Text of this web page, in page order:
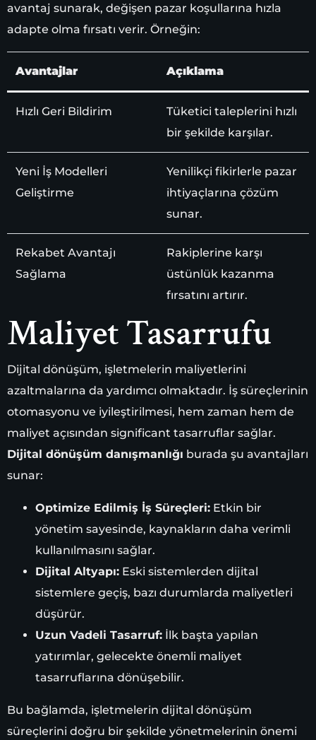
avantaj sunarak, değişen pazar koşullarına hızla
adapte olma fırsatı verir. Örneğin:
Avantajlar Açıklama
Hızlı Geri Bildirim
Tüketici taleplerini hızlı
bir şekilde karşılar.
Yeni İş Modelleri
Geliştirme
Yenilikçi fikirlerle pazar
ihtiyaçlarına çözüm
sunar.
Rekabet Avantajı
Sağlama
Rakiplerine karşı
üstünlük kazanma
fırsatını artırır.
Maliyet Tasarrufu
Dijital dönüşüm, işletmelerin maliyetlerini
azaltmalarına da yardımcı olmaktadır. İş süreçlerinin
otomasyonu ve iyileştirilmesi, hem zaman hem de
maliyet açısından significant tasarruflar sağlar.
Dijital dönüşüm danışmanlığı burada şu avantajları
sunar:
Optimize Edilmiş İş Süreçleri: Etkin bir
yönetim sayesinde, kaynakların daha verimli
kullanılmasını sağlar.
Dijital Altyapı: Eski sistemlerden dijital
sistemlere geçiş, bazı durumlarda maliyetleri
düşürür.
Uzun Vadeli Tasarruf: İlk başta yapılan
yatırımlar, gelecekte önemli maliyet
tasarruflarına dönüşebilir.
Bu bağlamda, işletmelerin dijital dönüşüm
süreçlerini doğru bir şekilde yönetmelerinin önemi